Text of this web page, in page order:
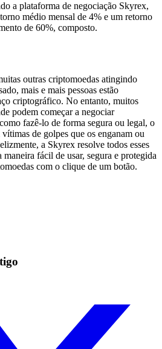
a plataforma de negociação Skyrex,
médio mensal de 4% e um retorno
de 60%, composto.
outras criptomoedas atingindo
mais e mais pessoas estão
criptográfico. No entanto, muitos
podem começar a negociar
fazê-lo de forma segura ou legal, o
de golpes que os enganam ou
a Skyrex resolve todos esses
fácil de usar, segura e protegida
com o clique de um botão.